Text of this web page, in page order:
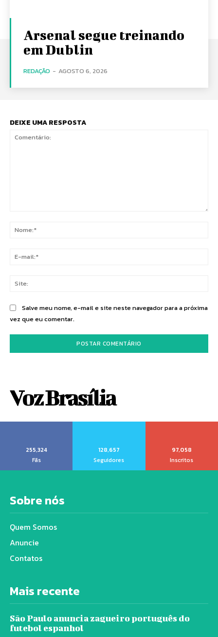
Arsenal segue treinando
em Dublin
REDAÇÃO - AGOSTO 6, 2026
DEIXE UMA RESPOSTA
Salve meu nome, e-mail e site neste navegador para a próxima
vez que eu comentar.
Voz Brasília
255,324
Fãs
128,657
Seguidores
97,058
Inscritos
Sobre nós
Quem Somos
Anuncie
Contatos
Mais recente
São Paulo anuncia zagueiro português do
futebol espanhol